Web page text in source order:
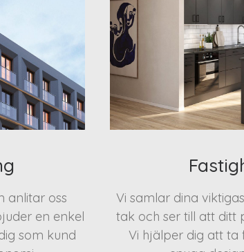
anlitar oss
en enkel
som kund
Vi samlar dina
tak och ser till att ditt
Vi hjälper dig att ta